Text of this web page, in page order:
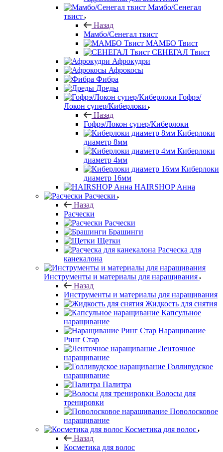
Мамбо/Сенегал
твист
Назад
Мамбо/Сенегал твист
МАМБО Твист
СЕНЕГАЛ Твист
Афрокудри
Афрокосы
Фибра
Дреды
Гофрэ/
Локон супер/Киберлоки
Назад
Гофрэ/Локон супер/Киберлоки
Киберлоки
диаметр 8мм
Киберлоки
диаметр 4мм
Киберлоки
диаметр 16мм
HAIRSHOP Анна
Расчески
Назад
Расчески
Расчески
Брашинги
Щетки
Расческа для
канекалона
Инструменты и материалы для наращивания
Назад
Инструменты и материалы для наращивания
Жидкость для снятия
Капсульное
наращивание
Наращивание
Ринг Стар
Ленточное
наращивание
Голливудское
наращивание
Палитра
Волосы для
тренировки
Поволосковое
наращивание
Косметика для волос
Назад
Косметика для волос